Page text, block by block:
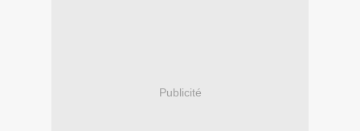
Publicité